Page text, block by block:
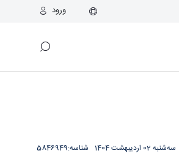
ورود
سه‌شنبه 02 اردیبهشت 1404 5846949شناسه: